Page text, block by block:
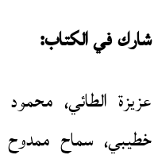
شارك في الكتاب:
عزيزة الطائي،
خطيبي، سماح ممدوح